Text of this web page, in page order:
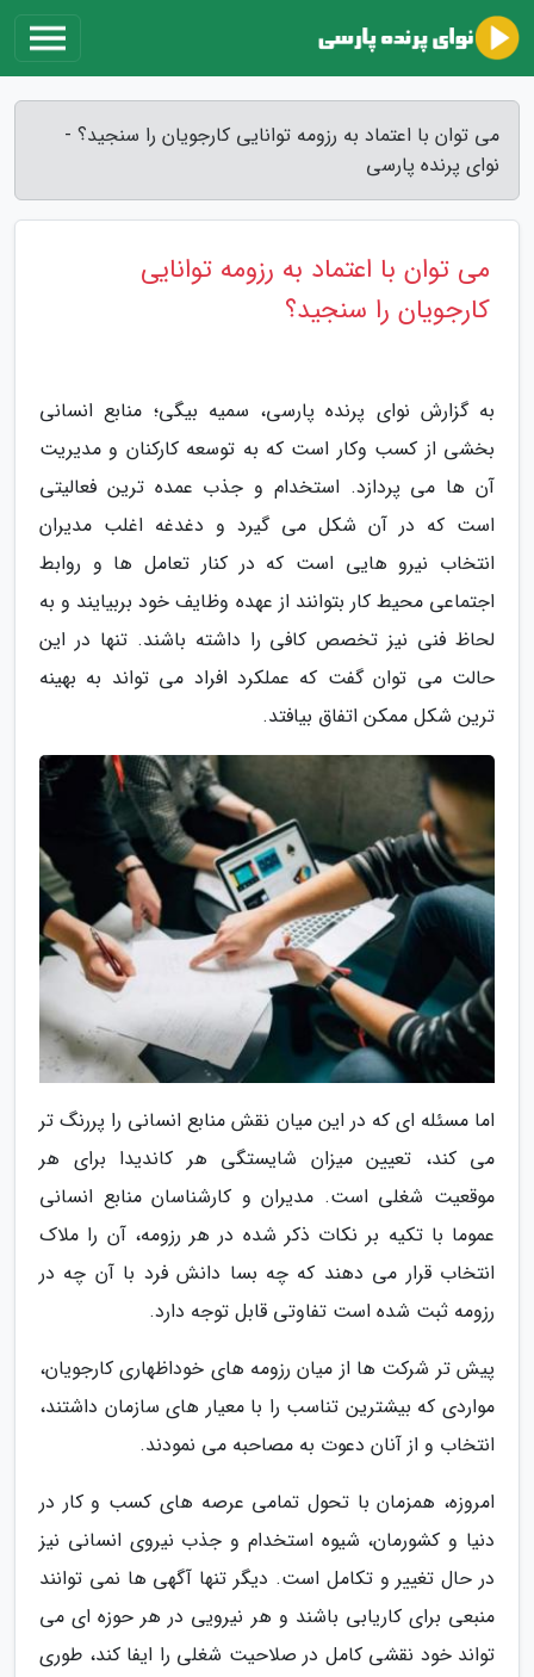
می توان با اعتماد به رزومه توانایی کارجویان را سنجید؟ -
نوای پرنده پارسی
می توان با اعتماد به رزومه توانایی
کارجویان را سنجید؟
به گزارش نوای پرنده پارسی، سمیه بیگی؛ منابع انسانی
بخشی از کسب وکار است که به توسعه کارکنان و مدیریت
آن ها می پردازد. استخدام و جذب عمده ترین فعالیتی
است که در آن شکل می گیرد و دغدغه اغلب مدیران
انتخاب نیرو هایی است که در کنار تعامل ها و روابط
اجتماعی محیط کار بتوانند از عهده وظایف خود بربیایند و به
لحاظ فنی نیز تخصص کافی را داشته باشند. تنها در این
حالت می توان گفت که عملکرد افراد می تواند به بهینه
ترین شکل ممکن اتفاق بیافتد.
اما مسئله ای که در این میان نقش منابع انسانی را پررنگ تر
می کند، تعیین میزان شایستگی هر کاندیدا برای هر
موقعیت شغلی است. مدیران و کارشناسان منابع انسانی
عموما با تکیه بر نکات ذکر شده در هر رزومه، آن را ملاک
انتخاب قرار می دهند که چه بسا دانش فرد با آن چه در
رزومه ثبت شده است تفاوتی قابل توجه دارد.
پیش تر شرکت ها از میان رزومه های خوداظهاری کارجویان،
مواردی که بیشترین تناسب را با معیار های سازمان داشتند،
انتخاب و از آنان دعوت به مصاحبه می نمودند.
امروزه، همزمان با تحول تمامی عرصه های کسب و کار در
دنیا و کشورمان، شیوه استخدام و جذب نیروی انسانی نیز
در حال تغییر و تکامل است. دیگر تنها آگهی ها نمی توانند
منبعی برای کاریابی باشند و هر نیرویی در هر حوزه ای می
تواند خود نقشی کامل در صلاحیت شغلی را ایفا کند، طوری